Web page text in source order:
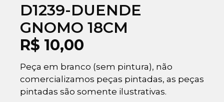
D1239-DUENDE
GNOMO 18CM
R$ 10,00
Peça em branco (sem pintura), não
comercializamos peças pintadas, as peças
pintadas são somente ilustrativas.